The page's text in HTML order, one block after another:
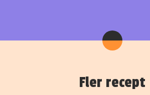
Fler recept